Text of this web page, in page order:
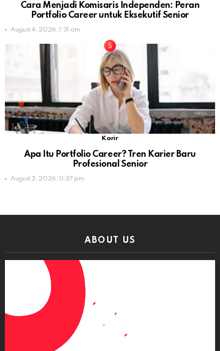
Cara Menjadi Komisaris Independen: Peran
Portfolio Career untuk Eksekutif Senior
August 4, 2026, 1:31 am
Karir
Apa Itu Portfolio Career? Tren Karier Baru
Profesional Senior
August 3, 2026, 11:37 pm
ABOUT US